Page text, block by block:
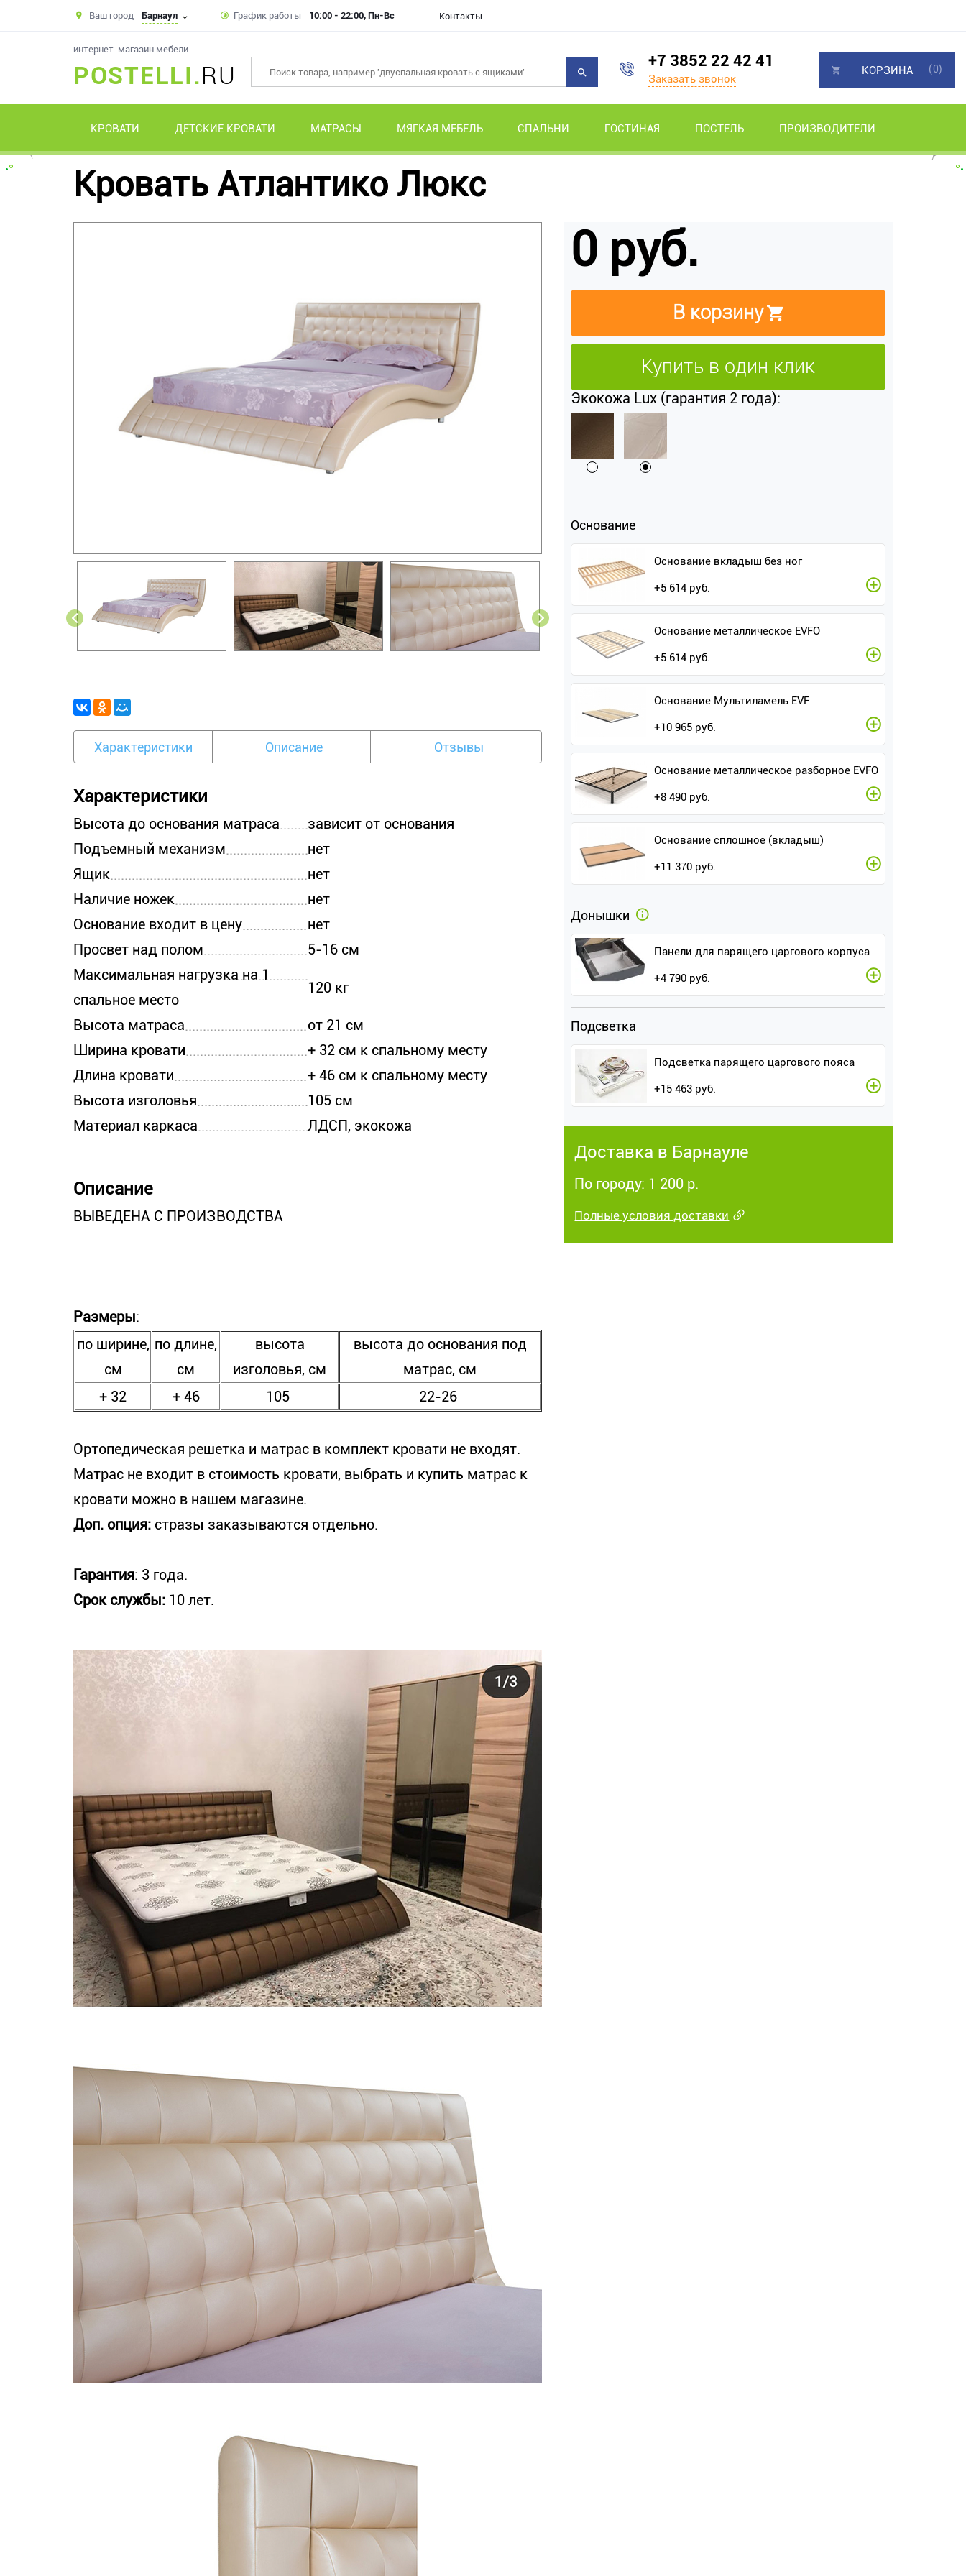
Ваш город Барнаул График работы 10:00 - 22:00, Пн-Вс Контакты
интернет-магазин мебели
POSTELLI.RU
+7 3852 22 42 41
Заказать звонок
КРОВАТИ ДЕТСКИЕ КРОВАТИ МАТРАСЫ МЯГКАЯ МЕБЕЛЬ СПАЛЬНИ ГОСТИНАЯ ПОСТЕЛЬ ПРОИЗВОДИТЕЛИ
КОРЗИНА (0)
Кровать Атлантико Люкс
Характеристики Описание Отзывы
Характеристики
Высота до основания матраса
зависит от основания
Подъемный механизм
нет
Ящик
нет
Наличие ножек
нет
Основание входит в цену
нет
Просвет над полом
5-16 см
Максимальная нагрузка на 1
спальное место
120 кг
Высота матраса
от 21 см
Ширина кровати
+ 32 см к спальному месту
Длина кровати
+ 46 см к спальному месту
Высота изголовья
105 см
Материал каркаса
ЛДСП, экокожа
Описание
ВЫВЕДЕНА С ПРОИЗВОДСТВА
Размеры:
по ширине,
см
по длине,
см
высота
изголовья, см
высота до основания под
матрас, см
+ 32
+ 46 105 22-26
Ортопедическая решетка и матрас в комплект кровати не входят.
Матрас не входит в стоимость кровати, выбрать и купить матрас к
кровати можно в нашем магазине.
Доп. опция: стразы заказываются отдельно.
Гарантия: 3 года.
Срок службы: 10 лет.
0 руб.
В корзину
Купить в один клик
Экокожа Lux (гарантия 2 года):
Основание
Основание вкладыш без ног
+5 614 руб.
Основание металлическое EVFO
+5 614 руб.
Основание Мультиламель EVF
+10 965 руб.
Основание металлическое разборное EVFO
+8 490 руб.
Основание сплошное (вкладыш)
+11 370 руб.
Донышки
Панели для парящего царгового корпуса
+4 790 руб.
Подсветка
Подсветка парящего царгового пояса
+15 463 руб.
Доставка в Барнауле
По городу: 1 200 р.
Полные условия доставки